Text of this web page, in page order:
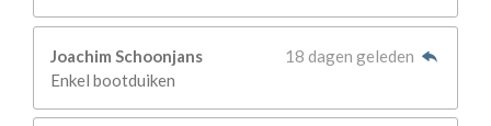
Joachim Schoonjans
18 dagen geleden
Enkel bootduiken